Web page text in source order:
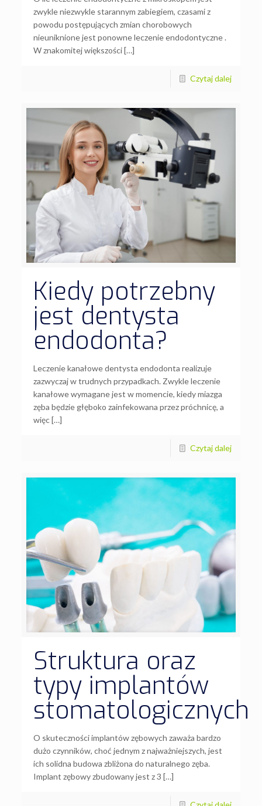
zwykle niezwykle starannym zabiegiem, czasami z
powodu postępujących zmian chorobowych
nieuniknione jest ponowne leczenie endodontyczne .
W znakomitej większości […]
Czytaj dalej
Kiedy potrzebny
jest dentysta
endodonta?
Leczenie kanałowe dentysta endodonta realizuje
zazwyczaj w trudnych przypadkach. Zwykle leczenie
kanałowe wymagane jest w momencie, kiedy miazga
zęba będzie głęboko zainfekowana przez próchnicę, a
więc […]
Czytaj dalej
Struktura oraz
typy implantów
stomatologicznych
O skuteczności implantów zębowych zaważa bardzo
dużo czynników, choć jednym z najważniejszych, jest
ich solidna budowa zbliżona do naturalnego zęba.
Implant zębowy zbudowany jest z 3 […]